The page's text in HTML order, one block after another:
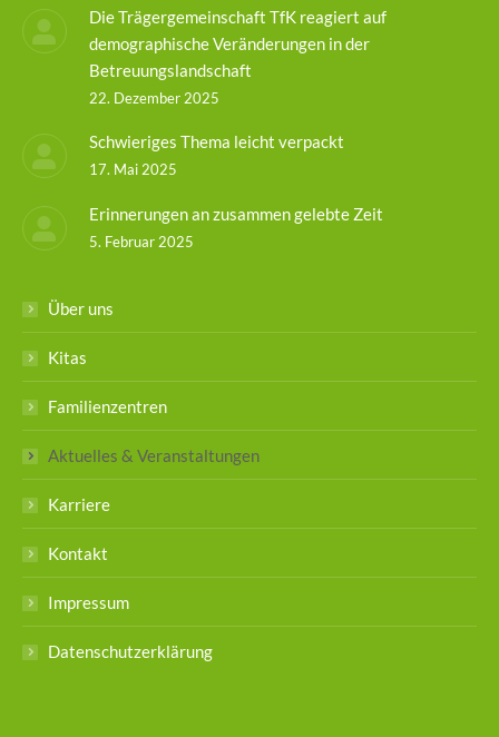
Die Trägergemeinschaft TfK reagiert auf
demographische Veränderungen in der
Betreuungslandschaft
22. Dezember 2025
Schwieriges Thema leicht verpackt
17. Mai 2025
Erinnerungen an zusammen gelebte Zeit
5. Februar 2025
Über uns
Kitas
Familienzentren
Aktuelles & Veranstaltungen
Karriere
Kontakt
Impressum
Datenschutzerklärung